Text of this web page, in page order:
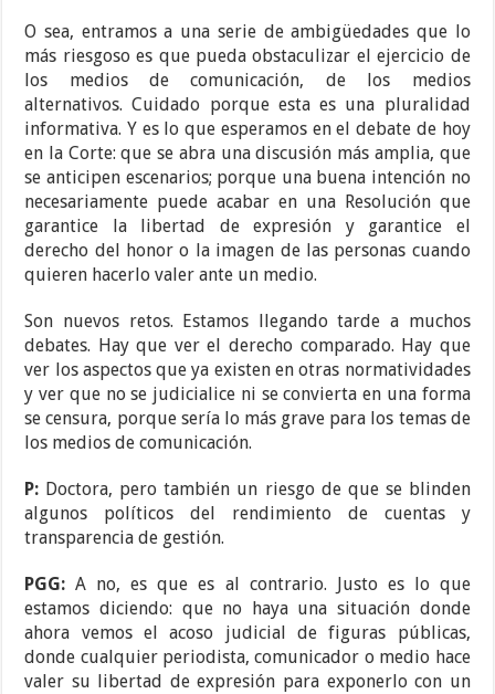
O sea, entramos a una serie de ambigüedades que lo
más riesgoso es que pueda obstaculizar el ejercicio de
los medios de comunicación, de los medios
alternativos. Cuidado porque esta es una pluralidad
informativa. Y es lo que esperamos en el debate de hoy
en la Corte: que se abra una discusión más amplia, que
se anticipen escenarios; porque una buena intención no
necesariamente puede acabar en una Resolución que
garantice la libertad de expresión y garantice el
derecho del honor o la imagen de las personas cuando
quieren hacerlo valer ante un medio.
Son nuevos retos. Estamos llegando tarde a muchos
debates. Hay que ver el derecho comparado. Hay que
ver los aspectos que ya existen en otras normatividades
y ver que no se judicialice ni se convierta en una forma
se censura, porque sería lo más grave para los temas de
los medios de comunicación.
P: Doctora, pero también un riesgo de que se blinden
algunos políticos del rendimiento de cuentas y
transparencia de gestión.
PGG:A no, es que es al contrario. Justo es lo que
estamos diciendo: que no haya una situación donde
ahora vemos el acoso judicial de figuras públicas,
donde cualquier periodista, comunicador o medio hace
valer su libertad de expresión para exponerlo con un